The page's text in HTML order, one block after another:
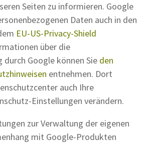
Seiten zu informieren. Google
Daten auch in den
EU-US-Privacy-Shield
über die
durch Google können Sie den
entnehmen. Dort
auch Ihre
Einstellungen verändern.
zur Verwaltung der eigenen
mit Google-Produkten